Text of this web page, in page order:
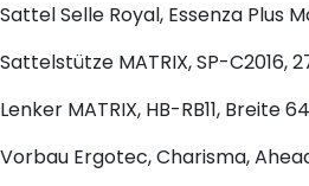
SattelSelle Royal, Essenza Plus
Sattelstütze MATRIX, SP-C2016,
Lenker MATRIX, HB-RB11, Breite
Vorbau Ergotec, Charisma,